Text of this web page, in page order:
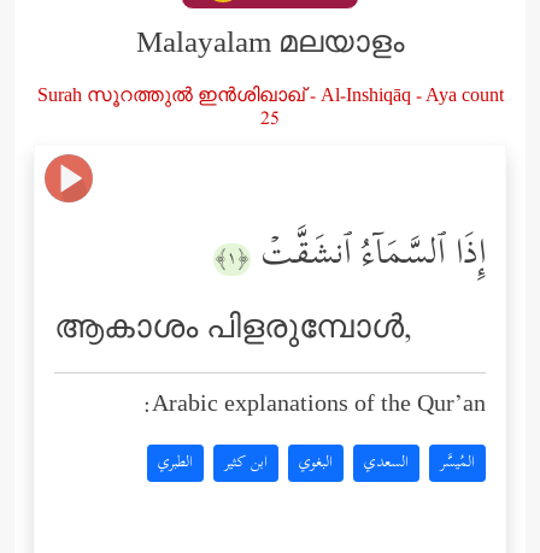
Malayalam മലയാളം
Surah സൂറത്തുൽ ഇൻശിഖാഖ് - Al-Inshiqāq - Aya count
25
إِذَا ٱلسَّمَاۤءُ ٱنشَقَّتۡ ﴿١﴾
ആകാശം പിളരുമ്പോള്‍,
Arabic explanations of the Qur’an:
المُيسَّر السعدي البغوي ابن كثير الطبري